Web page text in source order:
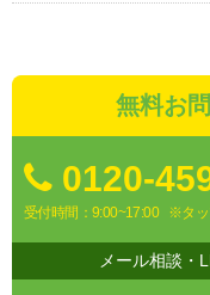
無料お
0120-
受付時間：9:00~17:00 ※タッ
メール相談・